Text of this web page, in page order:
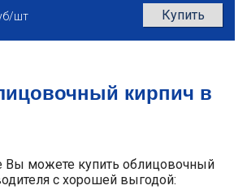
шт Купить
кирпич в
Вы можете купить облицовочный
с хорошей выгодой: